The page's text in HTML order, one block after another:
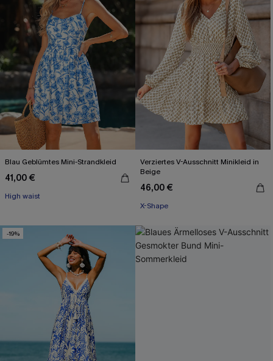
Blau Geblümtes Mini-Strandkleid
41,00 €
High waist
Verziertes V-Ausschnitt Minikleid in
Beige
46,00 €
X-Shape
-19%